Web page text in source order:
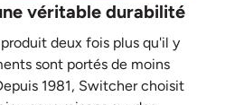
véritable durabilité
deux fois plus qu'il y
sont portés de moins
1981, Switcher choisit